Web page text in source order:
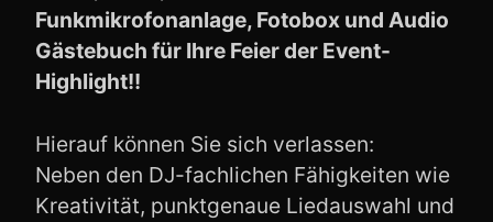
Funkmikrofonanlage, Fotobox und Audio
Gästebuch für Ihre Feier der Event-
Highlight!!
Hierauf können Sie sich verlassen:
Neben den DJ-fachlichen Fähigkeiten wie
Kreativität, punktgenaue Liedauswahl und